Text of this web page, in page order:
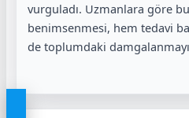
vurguladı. Uzmanlara göre bu
benimsenmesi, hem tedavi
de toplumdaki